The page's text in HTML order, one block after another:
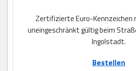
Zertifizierte Euro-Kennzeichen
uneingeschränkt gültig beim
Ingolstadt.
Bestellen